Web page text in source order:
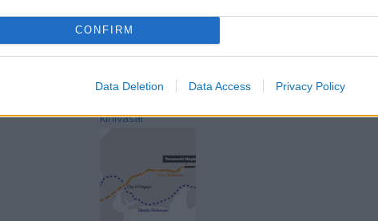
CONFIRM
Data Deletion Data Access Privacy Policy
Az egygyermekes politika és Kína gazdasági
kihívásai